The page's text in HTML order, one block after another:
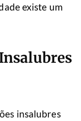
existe um
insalubres